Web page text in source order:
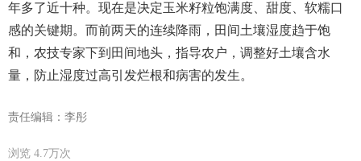
年多了近十种。现在是决定玉米籽粒饱满度、甜度、软糯口
感的关键期。而前两天的连续降雨，田间土壤湿度趋于饱
和，农技专家下到田间地头，指导农户，调整好土壤含水
量，防止湿度过高引发烂根和病害的发生。
责任编辑：李彤
浏览 4.7万次